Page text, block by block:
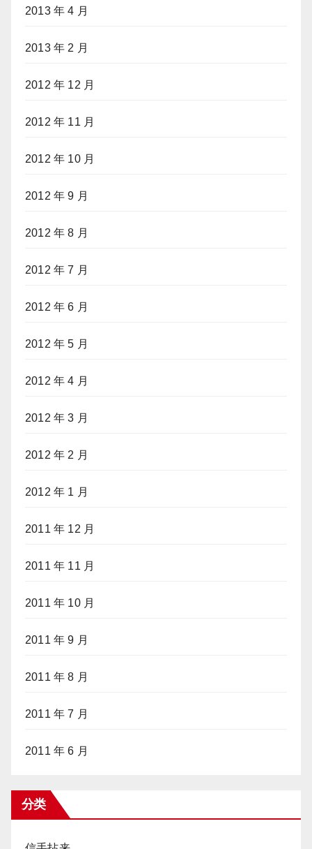
2013 年 4 月
2013 年 2 月
2012 年 12 月
2012 年 11 月
2012 年 10 月
2012 年 9 月
2012 年 8 月
2012 年 7 月
2012 年 6 月
2012 年 5 月
2012 年 4 月
2012 年 3 月
2012 年 2 月
2012 年 1 月
2011 年 12 月
2011 年 11 月
2011 年 10 月
2011 年 9 月
2011 年 8 月
2011 年 7 月
2011 年 6 月
分类